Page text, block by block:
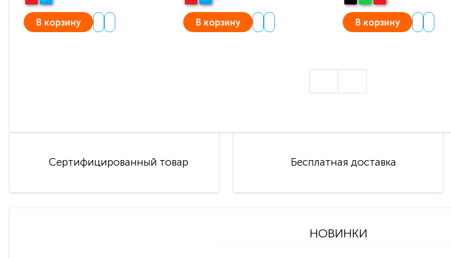
В корзину В корзину В корзину
Сертифицированный товар Бесплатная доставка
НОВИНКИ